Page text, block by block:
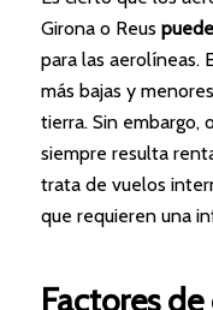
Girona o Reus
para las aerolíneas.
más bajas y
tierra. Sin embargo,
siempre resulta
trata de vuelos
que requieren una
Factores